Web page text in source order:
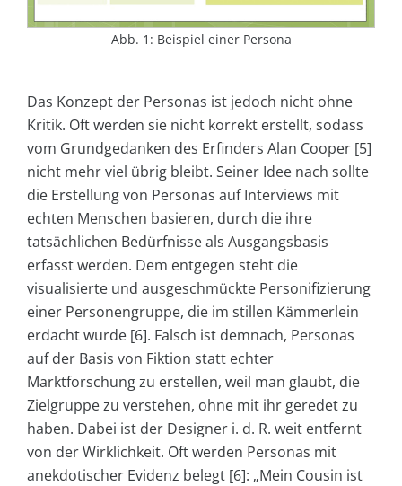
Abb. 1: Beispiel einer Persona
Das Konzept der Personas ist jedoch nicht ohne
Kritik. Oft werden sie nicht korrekt erstellt, sodass
vom Grundgedanken des Erfinders Alan Cooper [5]
nicht mehr viel übrig bleibt. Seiner Idee nach sollte
die Erstellung von Personas auf Interviews mit
echten Menschen basieren, durch die ihre
tatsächlichen Bedürfnisse als Ausgangsbasis
erfasst werden. Dem entgegen steht die
visualisierte und ausgeschmückte Personifizierung
einer Personengruppe, die im stillen Kämmerlein
erdacht wurde [6]. Falsch ist demnach, Personas
auf der Basis von Fiktion statt echter
Marktforschung zu erstellen, weil man glaubt, die
Zielgruppe zu verstehen, ohne mit ihr geredet zu
haben. Dabei ist der Designer i. d. R. weit entfernt
von der Wirklichkeit. Oft werden Personas mit
anekdotischer Evidenz belegt [6]: „Mein Cousin ist